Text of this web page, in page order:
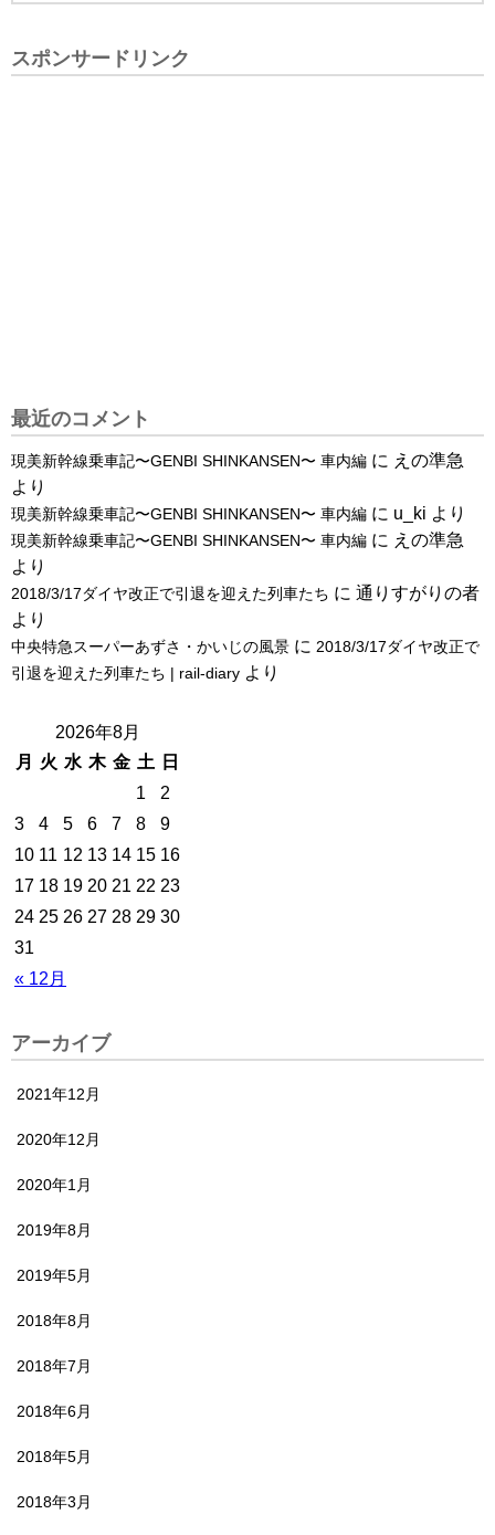
スポンサードリンク
最近のコメント
現美新幹線乗車記〜GENBI SHINKANSEN〜 車内編 に えの準急
より
現美新幹線乗車記〜GENBI SHINKANSEN〜 車内編 に u_ki より
現美新幹線乗車記〜GENBI SHINKANSEN〜 車内編 に えの準急
より
2018/3/17ダイヤ改正で引退を迎えた列車たち に 通りすがりの者
より
中央特急スーパーあずさ・かいじの風景 に 2018/3/17ダイヤ改正で
引退を迎えた列車たち | rail-diary より
2026年8月
月
火 水 木 金 土 日
« 12月
1
2
3
4 5 6 7 8
9
10 11 12 13 14 15 16
17 18 19 20 21 22 23
24 25 26 27 28 29 30
31
アーカイブ
2021年12月
2020年12月
2020年1月
2019年8月
2019年5月
2018年8月
2018年7月
2018年6月
2018年5月
2018年3月